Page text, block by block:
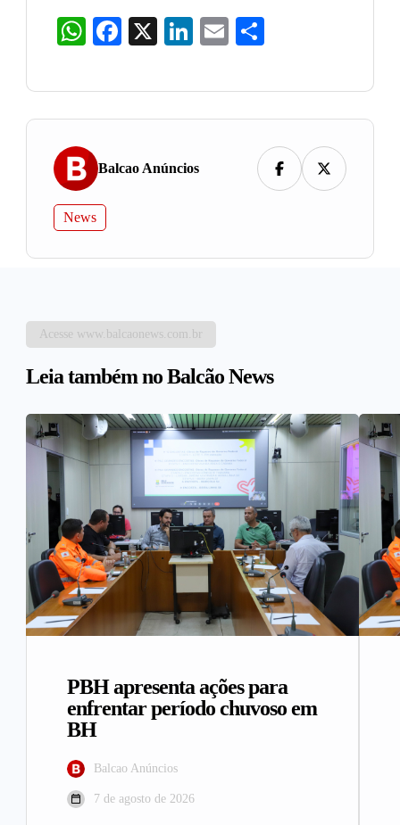
WhatsAppFacebook LinkedIn
Email
Balcao Anúncios
News
Acesse www.balcaonews.com.br
Leia também no Balcão News
PBH apresenta ações para
enfrentar período chuvoso em
BH
Balcao Anúncios
7 de agosto de 2026